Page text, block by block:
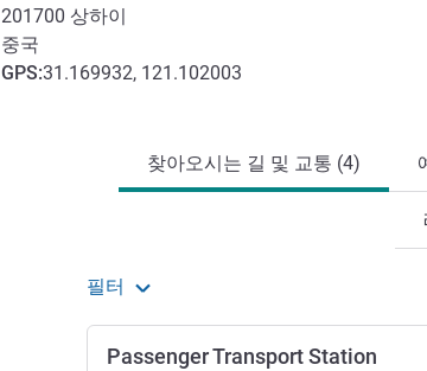
201700 상하이
중국
GPS:31.169932, 121.102003
찾아오시는 길 및 교통 (4)
필터
Passenger Transport Station